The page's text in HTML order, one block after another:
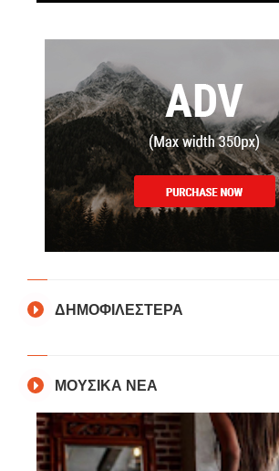
ΔΗΜΟΦΙΛΕΣΤΕΡΑ
ΜΟΥΣΙΚΑ ΝΕΑ